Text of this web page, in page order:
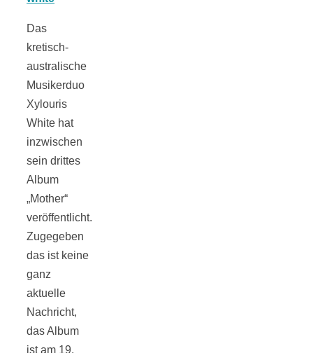
Das
kretisch-
australische
Musikerduo
Xylouris
White hat
inzwischen
sein drittes
Album
„Mother“
veröffentlicht.
Zugegeben
das ist keine
ganz
aktuelle
Nachricht,
das Album
ist am 19.